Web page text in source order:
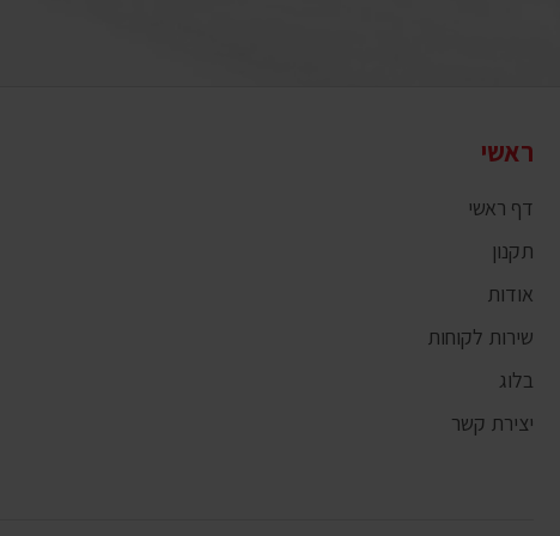
ראשי
דף ראשי
תקנון
אודות
שירות לקוחות
בלוג
יצירת קשר